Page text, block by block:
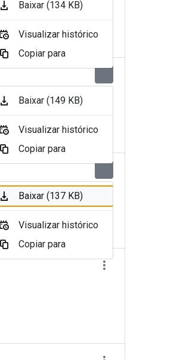
Baixar (134 KB)
Visualizar histórico
Copiar para
Baixar (149 KB)
Visualizar histórico
Copiar para
Baixar (137 KB)
Visualizar histórico
Copiar para